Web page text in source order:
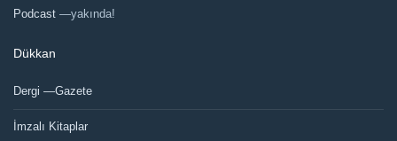
Podcast —yakında!
Dükkan
Dergi —Gazete
İmzalı Kitaplar